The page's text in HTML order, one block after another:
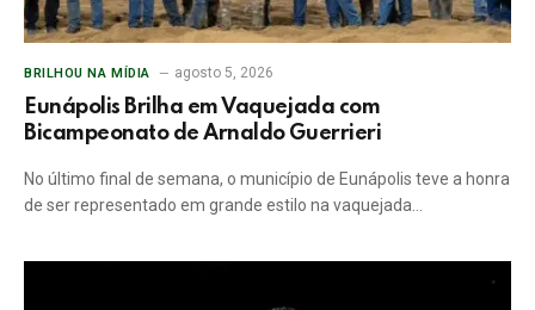
BRILHOU NA MÍDIA agosto 5, 2026
Eunápolis Brilha em Vaquejada com
Bicampeonato de Arnaldo Guerrieri
No último final de semana, o município de Eunápolis teve a honra
de ser representado em grande estilo na vaquejada…